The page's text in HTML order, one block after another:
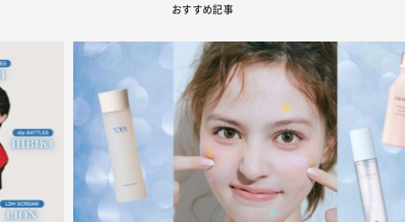
おすすめ記事